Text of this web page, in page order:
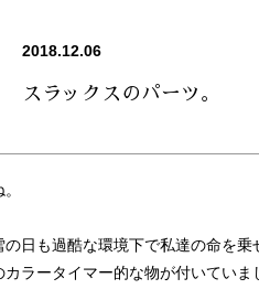
2018.12.06
スラックスのパーツ。
日も過酷な環境下で私達の命を乗
ラータイマー的な物が付いてい